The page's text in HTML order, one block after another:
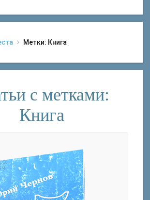
Метки: Книга
с метками:
Книга